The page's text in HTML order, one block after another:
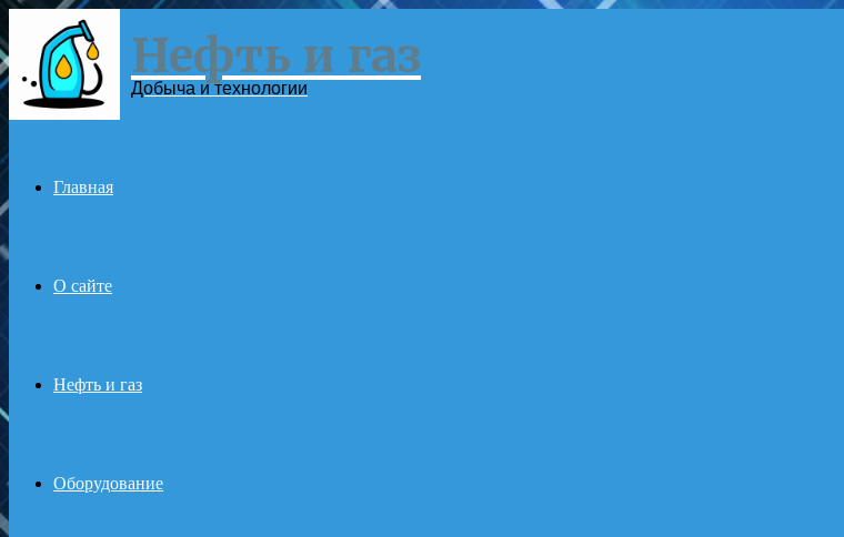
Menu Нефть и газ
Добыча и технологии
Главная
О сайте
Нефть и газ
Оборудование